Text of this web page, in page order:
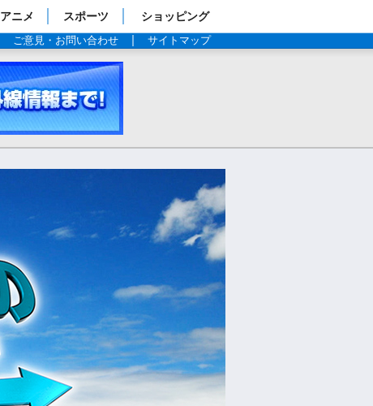
アニメ スポーツ ショッピング
ご意見・お問い合わせ サイトマップ